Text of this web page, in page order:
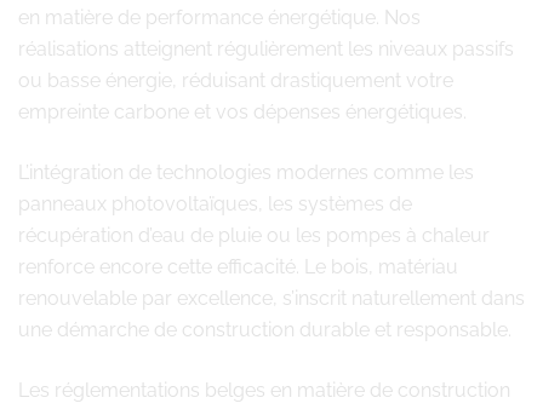
en matière de performance énergétique. Nos
réalisations atteignent régulièrement les niveaux passifs
ou basse énergie, réduisant drastiquement votre
empreinte carbone et vos dépenses énergétiques.
L’intégration de technologies modernes comme les
panneaux photovoltaïques, les systèmes de
récupération d’eau de pluie ou les pompes à chaleur
renforce encore cette efficacité. Le bois, matériau
renouvelable par excellence, s’inscrit naturellement dans
une démarche de construction durable et responsable.
Les réglementations belges en matière de construction